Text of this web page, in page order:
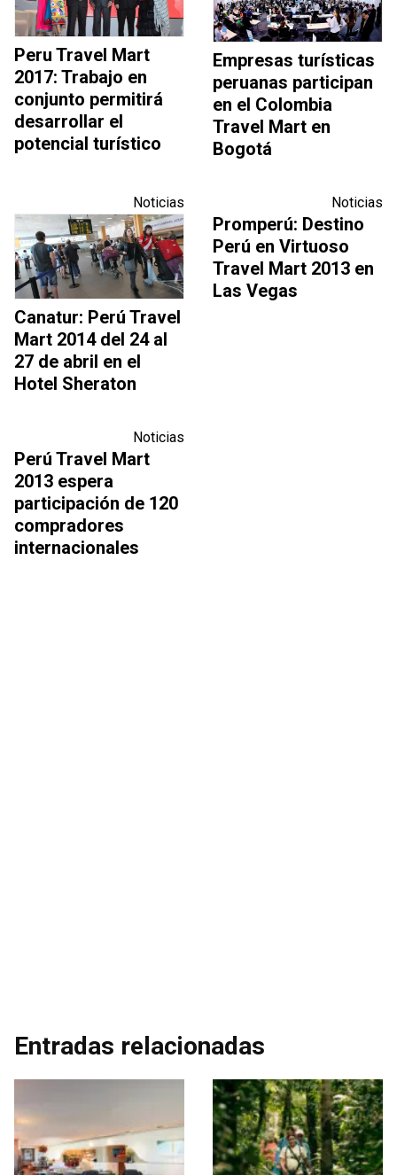
Peru Travel Mart
2017: Trabajo en
conjunto permitirá
desarrollar el
potencial turístico
Empresas turísticas
peruanas participan
en el Colombia
Travel Mart en
Bogotá
Noticias
Canatur: Perú Travel
Mart 2014 del 24 al
27 de abril en el
Hotel Sheraton
Noticias
Promperú: Destino
Perú en Virtuoso
Travel Mart 2013 en
Las Vegas
Noticias
Perú Travel Mart
2013 espera
participación de 120
compradores
internacionales
Entradas relacionadas